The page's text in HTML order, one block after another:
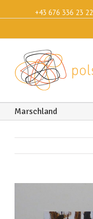
+43 676 336 23 22
Marschland